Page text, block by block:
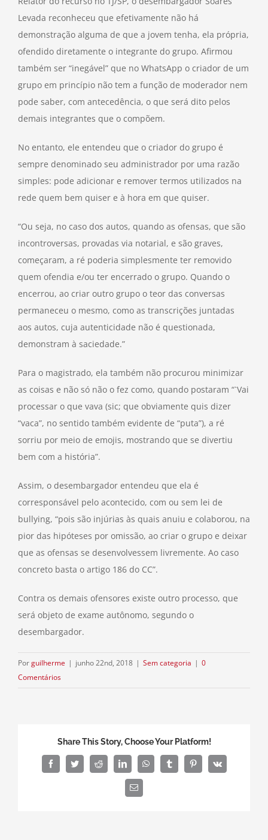
Levada reconheceu que efetivamente não há
demonstração alguma de que a jovem tenha, ela própria,
ofendido diretamente o integrante do grupo. Afirmou
também ser “inegável” que no WhatsApp o criador de um
grupo em princípio não tem a função de moderador nem
pode saber, com antecedência, o que será dito pelos
demais integrantes que o compõem.
No entanto, ele entendeu que o criador do grupo é
sempre denominado seu administrador por uma razão
simples: pode adicionar e remover termos utilizados na
rede quem bem quiser e à hora em que quiser.
“Ou seja, no caso dos autos, quando as ofensas, que são
incontroversas, provadas via notarial, e são graves,
começaram, a ré poderia simplesmente ter removido
quem ofendia e/ou ter encerrado o grupo. Quando o
encerrou, ao criar outro grupo o teor das conversas
permaneceu o mesmo, como as transcrições juntadas
aos autos, cuja autenticidade não é questionada,
demonstram à saciedade.”
Para o magistrado, ela também não procurou minimizar
as coisas e não só não o fez como, quando postaram “`Vai
processar o que vava (sic; que obviamente quis dizer
“vaca”, no sentido também evidente de “puta”), a ré
sorriu por meio de emojis, mostrando que se divertiu
bem com a história”.
Assim, o desembargador entendeu que ela é
corresponsável pelo acontecido, com ou sem lei de
bullying, “pois são injúrias às quais anuiu e colaborou, na
pior das hipóteses por omissão, ao criar o grupo e deixar
que as ofensas se desenvolvessem livremente. Ao caso
concreto basta o artigo 186 do CC”.
Contra os demais ofensores existe outro processo, que
será objeto de exame autônomo, segundo o
desembargador.
Porguilherme | junho 22nd, 2018 | Sem categoria | 0
Comentários
Share This Story, Choose Your Platform!
FacebookTwitterReddit LinkedInWhatsAppTumblrPinterest
Vk
E-
mail